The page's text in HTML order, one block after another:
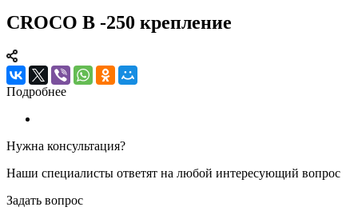
CROCO В -250 крепление
Подробнее
Нужна консультация?
Наши специалисты ответят на любой интересующий вопрос
Задать вопрос